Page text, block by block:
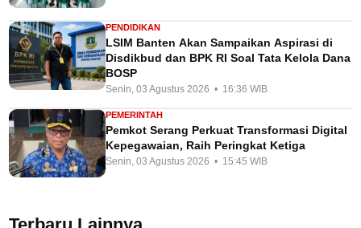
PENDIDIKAN
LSIM Banten Akan Sampaikan Aspirasi di
Disdikbud dan BPK RI Soal Tata Kelola Dana
BOSP
Senin, 03 Agustus 2026 • 16:36 WIB
PEMERINTAH
Pemkot Serang Perkuat Transformasi Digital
Kepegawaian, Raih Peringkat Ketiga
Senin, 03 Agustus 2026 • 15:45 WIB